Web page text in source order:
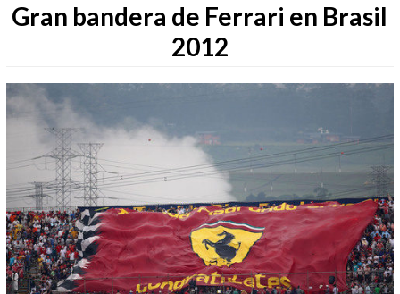
Gran bandera de Ferrari en Brasil
2012